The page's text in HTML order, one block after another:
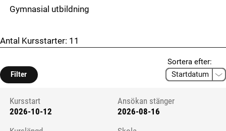
Gymnasial utbildning
Antal Kursstarter: 11
Filter
Sortera efter:
Kursstart 6082919
Kursstart
2026-10-12
Ansökan stänger
2026-08-16